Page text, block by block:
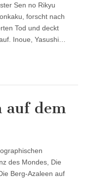
Sen no Rikyu
forscht nach
Tod und deckt
Inoue, Yasushi…
auf dem
des Mondes, Die
Berg-Azaleen auf